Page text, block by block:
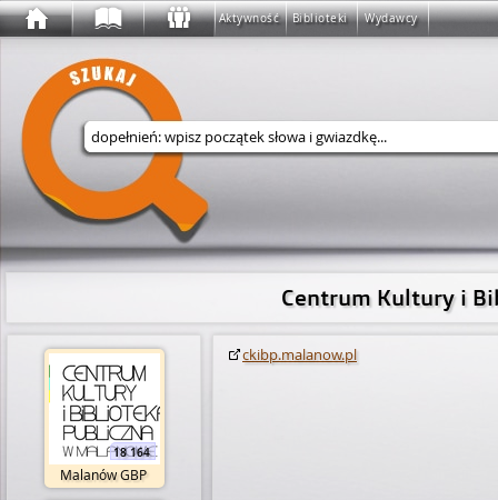
Aktywność Biblioteki Wydawcy
Wyszukaj w serwisie
Centrum Kultury i
Malanów GBP
18 164
ckibp.malanow.pl